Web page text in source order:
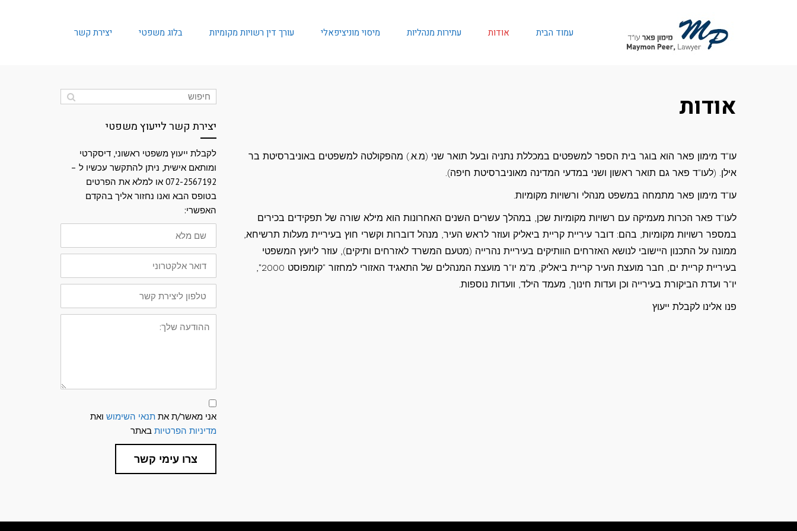
עמוד הבית אודות עתירות מנהליות מיסוי מוניציפאלי עורך דין רשויות מקומיות בלוג משפטי יצירת קשר
אודות
עו"ד מימון פאר הוא בוגר בית הספר למשפטים במכללת נתניה ובעל תואר שני (מ.א.) מהפקולטה למשפטים באוניברסיטת בר
אילן. (לעו"ד פאר גם תואר ראשון ושני במדעי המדינה מאוניברסיטת חיפה).
עו"ד מימון פאר מתמחה במשפט מנהלי ורשויות מקומיות.
לעו"ד פאר הכרות מעמיקה עם רשויות מקומיות שכן, במהלך עשרים השנים האחרונות הוא מילא שורה של תפקידים בכירים
במספר רשויות מקומיות, בהם: דובר עיריית קריית ביאליק ועוזר לראש העיר, מנהל דוברות וקשרי חוץ בעיריית מעלות תרשיחא,
ממונה על התכנון היישובי לנושא האזרחים הוותיקים בעיריית נהרייה (מטעם המשרד לאזרחים ותיקים), עוזר ליועץ המשפטי
בעיריית קריית ים, חבר מועצת העיר קריית ביאליק, מ"מ יו"ר מועצת המנהלים של התאגיד האזורי למחזור "קומפוסט 2000",
יו"ר ועדת הביקורת בעירייה וכן ועדות חינוך, מעמד הילד, וועדות נוספות.
פנו אלינו לקבלת ייעוץ
יצירת קשר לייעוץ משפטי
לקבלת ייעוץ משפטי ראשוני, דיסקרטי
ומותאם אישית, ניתן להתקשר עכשיו ל –
072-2567192 או למלא את הפרטים
בטופס הבא ואנו נחזור אליך בהקדם
האפשרי:
שם
מלא
דואר
אלקטרוני
טלפון
ליצירת
קשר
ההודעה
שלך:
תנאי
שימוש
ומדיניות
פרטיות
אני מאשר/ת אתתנאי השימוש ואת
מדיניות הפרטיות באתר
צרו עימי קשר